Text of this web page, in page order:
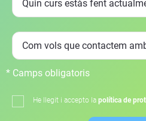
* Camps obligatoris
He llegit i accepto la política de